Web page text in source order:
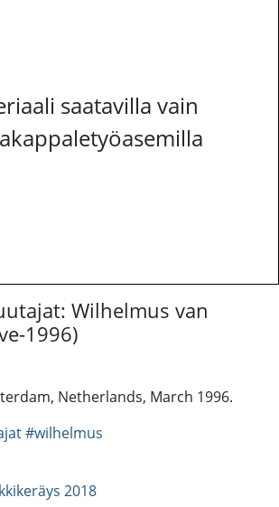
saatavilla vain
Wilhelmus van
1996)
Netherlands, March 1996.
#wilhelmus
2018